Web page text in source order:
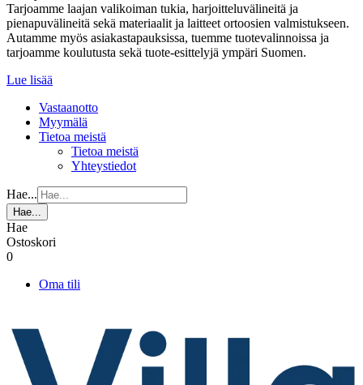
Tarjoamme laajan valikoiman tukia, harjoitteluvälineitä ja
pienapuvälineitä sekä materiaalit ja laitteet ortoosien valmistukseen.
Autamme myös asiakastapauksissa, tuemme tuotevalinnoissa ja
tarjoamme koulutusta sekä tuote-esittelyjä ympäri Suomen.
Lue lisää
Vastaanotto
Myymälä
Tietoa meistä
Tietoa meistä
Yhteystiedot
Hae...
Hae...
Hae
Ostoskori
0
Oma tili